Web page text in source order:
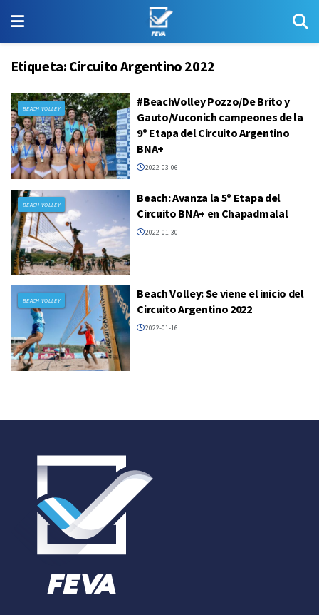
Etiqueta: Circuito Argentino 2022
BEACH VOLLEY
#BeachVolley Pozzo/De Brito y
Gauto/Vuconich campeones de la
9º Etapa del Circuito Argentino
BNA+
2022-03-06
BEACH VOLLEY
Beach: Avanza la 5º Etapa del
Circuito BNA+ en Chapadmalal
2022-01-30
BEACH VOLLEY
Beach Volley: Se viene el inicio del
Circuito Argentino 2022
2022-01-16